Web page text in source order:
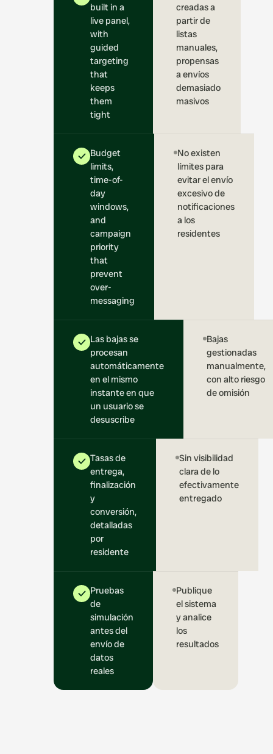
built in a
live panel,
with
guided
targeting
that
keeps
them
tight
creadas a
partir de
listas
manuales,
propensas
a envíos
demasiado
masivos
Budget
limits,
time-of-
day
windows,
and
campaign
priority
that
prevent
over-
messaging
No existen
límites para
evitar el envío
excesivo de
notificaciones
a los
residentes
Las bajas se
procesan
automáticamente
en el mismo
instante en que
un usuario se
desuscribe
Bajas
gestionadas
manualmente,
con alto riesgo
de omisión
Tasas de
entrega,
finalización
y
conversión,
detalladas
por
residente
Sin visibilidad
clara de lo
efectivamente
entregado
Pruebas
de
simulación
antes del
envío de
datos
reales
Publique
el sistema
y analice
los
resultados